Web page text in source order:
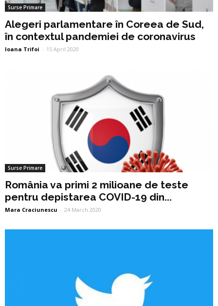
Surse Primare
Alegeri parlamentare în Coreea de Sud,
în contextul pandemiei de coronavirus
Ioana Trifoi - 15 April 2020
Surse Primare
România va primi 2 milioane de teste
pentru depistarea COVID-19 din...
Mara Craciunescu - 24 March 2020